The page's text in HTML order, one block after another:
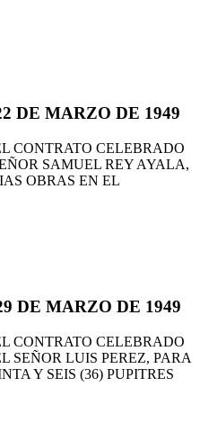
DE MARZO DE 1949
CONTRATO CELEBRADO
SAMUEL REY AYALA,
OBRAS EN EL
DE MARZO DE 1949
CONTRATO CELEBRADO
SEÑOR LUIS PEREZ, PARA
Y SEIS (36) PUPITRES